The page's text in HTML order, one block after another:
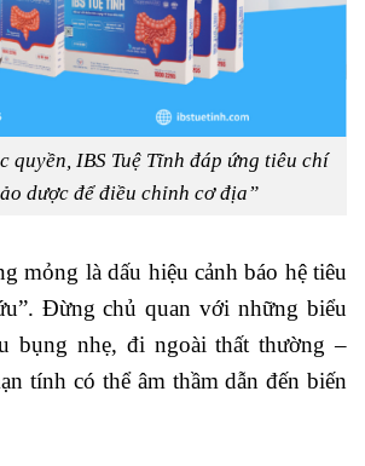
quyền, IBS Tuệ Tĩnh đáp ứng tiêu chí
dược để điều chỉnh cơ địa”
mỏng là dấu hiệu cảnh báo hệ tiêu
Đừng chủ quan với những biểu
bụng nhẹ, đi ngoài thất thường –
tính có thể âm thầm dẫn đến biến